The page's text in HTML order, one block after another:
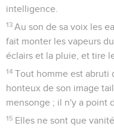
intelligence.
13 Au son de sa voix les
fait monter les vapeurs
éclairs et la pluie, et tire
14 Tout homme est abruti
honteux de son image
mensonge ; il n'y a point
15 Elles ne sont que